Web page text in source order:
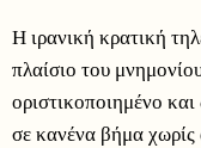
Η ιρανική κρατική
πλαίσιο του
οριστικοποιημένο
σε κανένα βήμα